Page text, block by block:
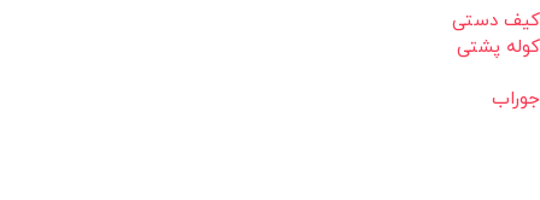
کیف دستی
کوله پشتی
جوراب